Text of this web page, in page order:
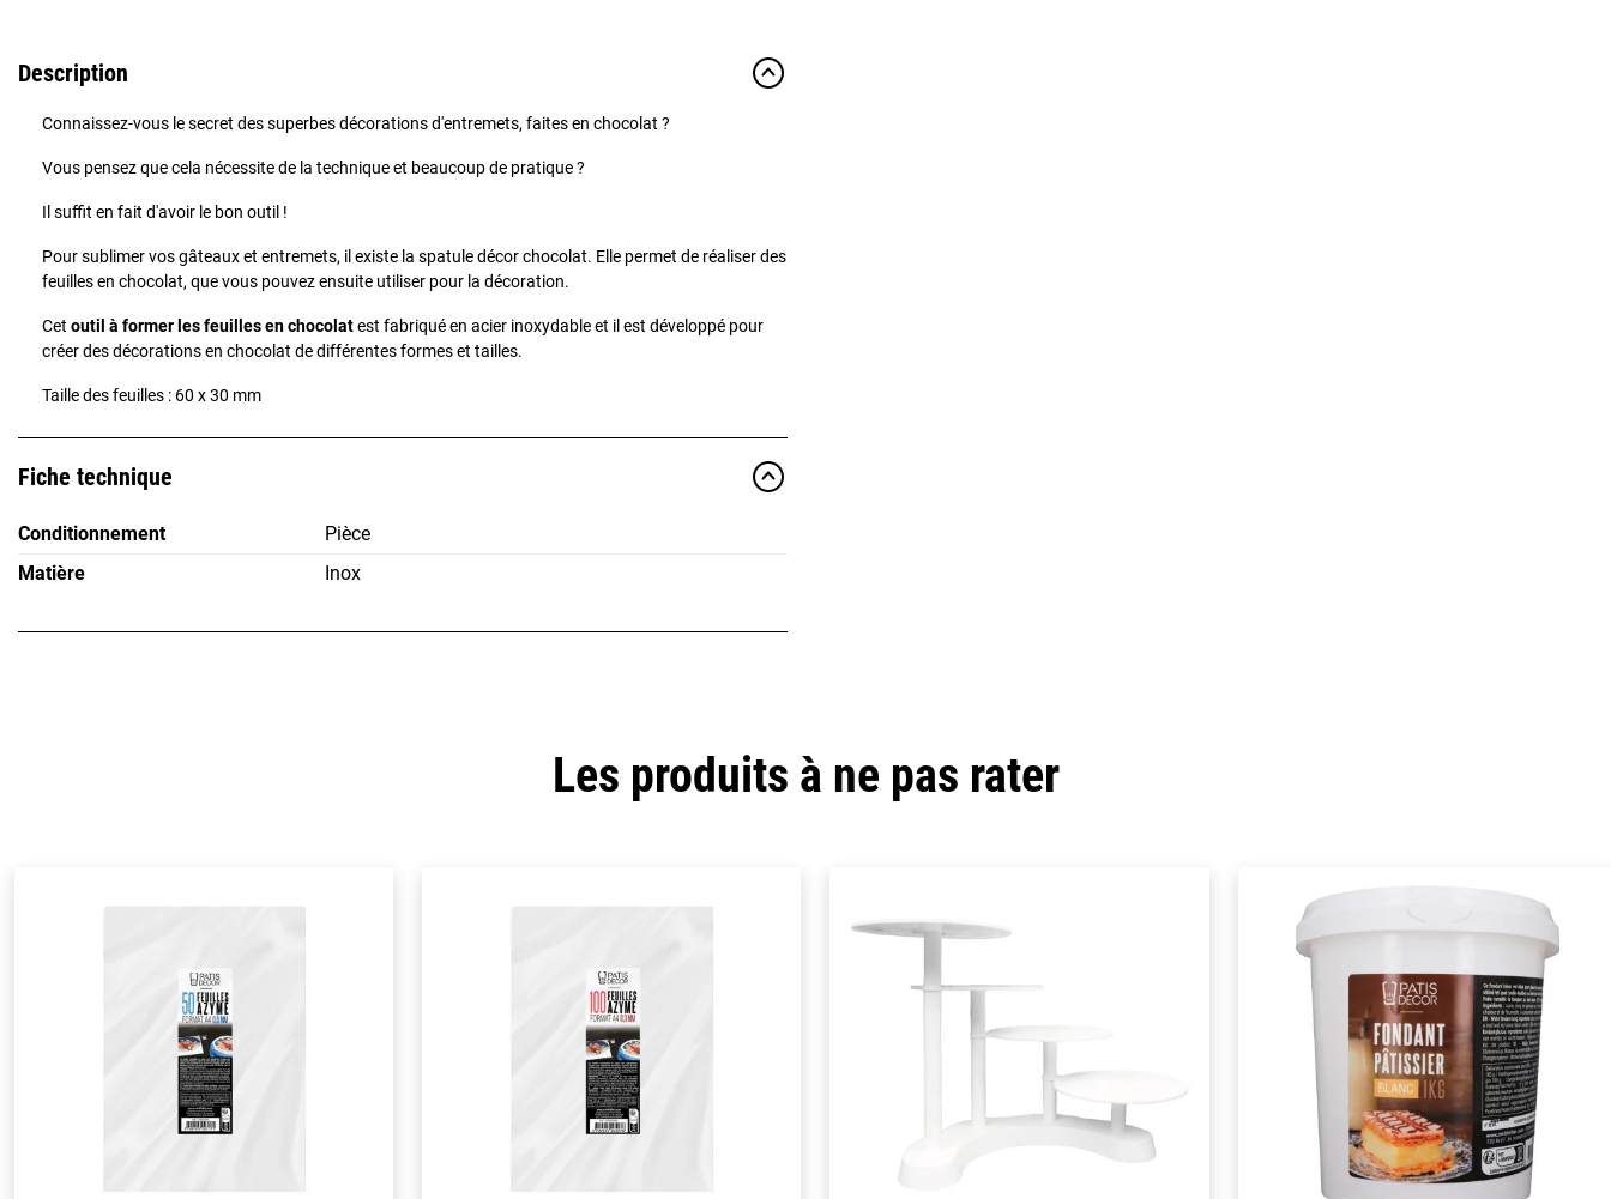
Description
Connaissez-vous le secret des superbes décorations d'entremets, faites en chocolat ?
Vous pensez que cela nécessite de la technique et beaucoup de pratique ?
Il suffit en fait d'avoir le bon outil !
Pour sublimer vos gâteaux et entremets, il existe la spatule décor chocolat. Elle permet de réaliser des
feuilles en chocolat, que vous pouvez ensuite utiliser pour la décoration.
Cet outil à former les feuilles en chocolatest fabriqué en acier inoxydable et il est développé pour
créer des décorations en chocolat de différentes formes et tailles.
Taille des feuilles : 60 x 30 mm
Fiche technique
Conditionnement
Pièce
Matière
Inox
Les produits à ne pas rater